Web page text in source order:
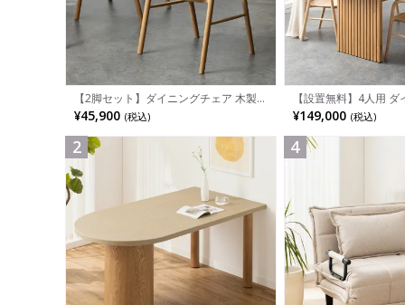
【2脚セット】ダイニングチェア 木製
LUGA 肘付き チェア 天然木 リビング椅
子 板座 食卓椅子 おしゃれ ウッドチェ
ウン 完成品
¥45,900 (税込)
2
【設置無料】4人用
ルセット 5点 LUGA
ル おしゃれ ダイニン
ーブル×1 食卓椅子×4)
¥149,000 (税込)
4